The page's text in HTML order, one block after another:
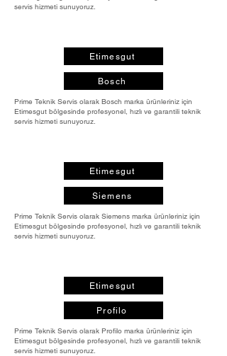
servis hizmeti sunuyoruz.
Etimesgut
Bosch
Prime Teknik Servis olarak Bosch marka ürünleriniz için
Etimesgut bölgesinde profesyonel, hızlı ve garantili teknik
servis hizmeti sunuyoruz.
Etimesgut
Siemens
Prime Teknik Servis olarak Siemens marka ürünleriniz için
Etimesgut bölgesinde profesyonel, hızlı ve garantili teknik
servis hizmeti sunuyoruz.
Etimesgut
Profilo
Prime Teknik Servis olarak Profilo marka ürünleriniz için
Etimesgut bölgesinde profesyonel, hızlı ve garantili teknik
servis hizmeti sunuyoruz.